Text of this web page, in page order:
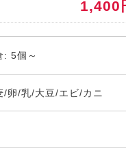
1,400
: 5個～
/卵/乳/大豆/エビ/カニ